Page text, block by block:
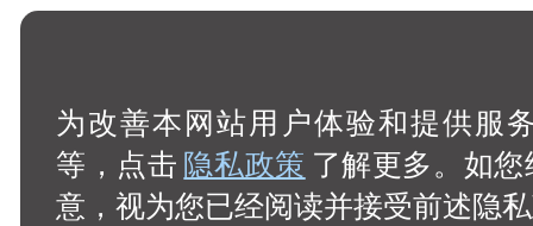
为改善本网站用户体验和提供服
等，点击隐私政策 了解更多。如
意，视为您已经阅读并接受前述隐